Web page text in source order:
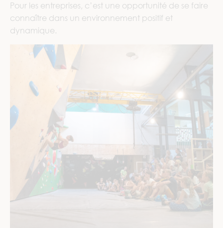
Pour les entreprises, c’est une opportunité de se faire
connaître dans un environnement positif et
dynamique.